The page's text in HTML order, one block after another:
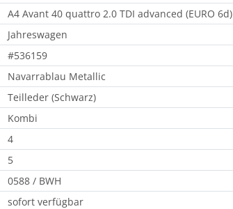
A4 Avant 40 quattro 2.0 TDI advanced (EURO 6d)
Jahreswagen
#536159
Navarrablau Metallic
Teilleder (Schwarz)
Kombi
4
5
0588 / BWH
sofort verfügbar